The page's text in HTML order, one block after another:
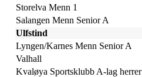
Storelva Menn 1
Salangen Menn Senior A
Ulfstind
Lyngen/Karnes Menn Senior A
Valhall
Kvaløya Sportsklubb A-lag herrer